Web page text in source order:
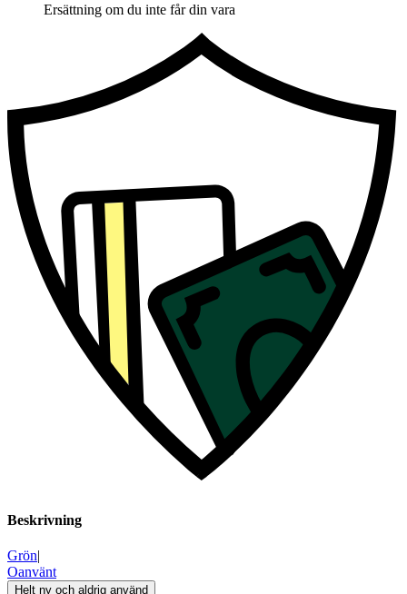
Ersättning om du inte får din vara
Beskrivning
Grön|
Oanvänt
Helt ny och aldrig använd